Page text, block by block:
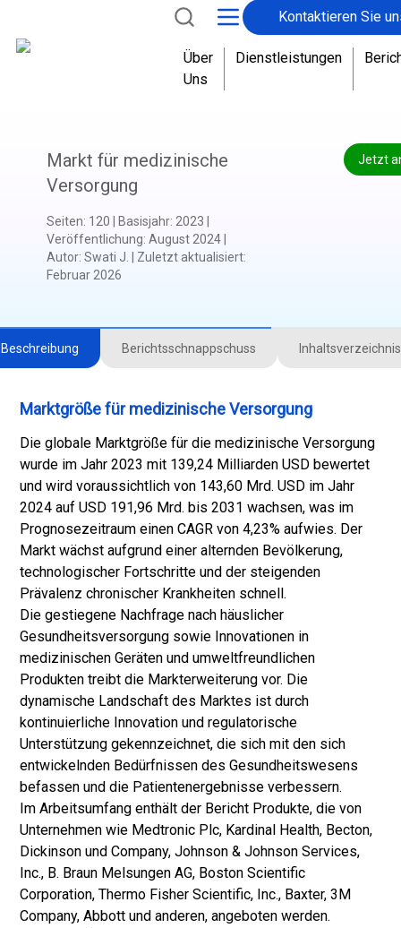
Kontaktieren Sie
Über
Uns
Dienstleistungen
Jetzt
Markt für medizinische
Versorgung
Seiten: 120 Basisjahr: 2023
Veröffentlichung: August 2024|
Autor: Swati J. Zuletzt aktualisiert:
Februar 2026
Beschreibung Berichtsschnappschuss Inhaltsverzeichnis
Marktgröße für medizinische Versorgung
Die globale Marktgröße für die medizinische Versorgung
wurde im Jahr 2023 mit 139,24 Milliarden USD bewertet
und wird voraussichtlich von 143,60 Mrd. USD im Jahr
2024 auf USD 191,96 Mrd. bis 2031 wachsen, was im
Prognosezeitraum einen CAGR von 4,23% aufwies. Der
Markt wächst aufgrund einer alternden Bevölkerung,
technologischer Fortschritte und der steigenden
Prävalenz chronischer Krankheiten schnell.
Die gestiegene Nachfrage nach häuslicher
Gesundheitsversorgung sowie Innovationen in
medizinischen Geräten und umweltfreundlichen
Produkten treibt die Markterweiterung vor. Die
dynamische Landschaft des Marktes ist durch
kontinuierliche Innovation und regulatorische
Unterstützung gekennzeichnet, die sich mit den sich
entwickelnden Bedürfnissen des Gesundheitswesens
befassen und die Patientenergebnisse verbessern.
Im Arbeitsumfang enthält der Bericht Produkte, die von
Unternehmen wie Medtronic Plc, Kardinal Health, Becton,
Dickinson und Company, Johnson & Johnson Services,
Inc., B. Braun Melsungen AG, Boston Scientific
Corporation, Thermo Fisher Scientific, Inc., Baxter, 3M
Company, Abbott und anderen, angeboten werden.